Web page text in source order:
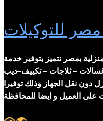
للتوكيلات
بمصر نتميز بتوفير خدمة
غسالات – ثلاجات – تكييف–ديب
دون نقل الجهاز وذلك توفيرا
على العميل و ايضا للمحافظة